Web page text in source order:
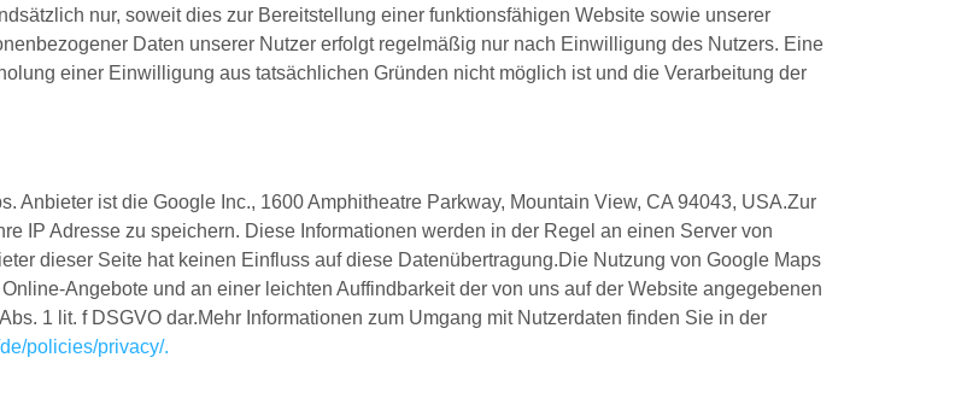
nur, soweit dies zur Bereitstellung einer funktionsfähigen Website sowie unserer
Daten unserer Nutzer erfolgt regelmäßig nur nach Einwilligung des Nutzers. Eine
einer Einwilligung aus tatsächlichen Gründen nicht möglich ist und die Verarbeitung der
Anbieter ist die Google Inc., 1600 Amphitheatre Parkway, Mountain View, CA 94043, USA.Zur
IP Adresse zu speichern. Diese Informationen werden in der Regel an einen Server von
dieser Seite hat keinen Einfluss auf diese Datenübertragung.Die Nutzung von Google Maps
Angebote und an einer leichten Auffindbarkeit der von uns auf der Website angegebenen
1 lit. f DSGVO dar.Mehr Informationen zum Umgang mit Nutzerdaten finden Sie in der
policies/privacy/.